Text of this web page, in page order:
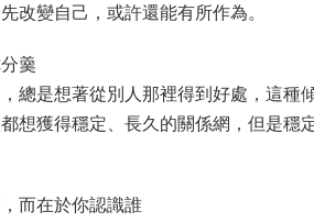
改變自己，或許還能有所作為。
羹
總是想著從別人那裡得到好處，這
想獲得穩定、長久的關係網，但是
而在於你認識誰